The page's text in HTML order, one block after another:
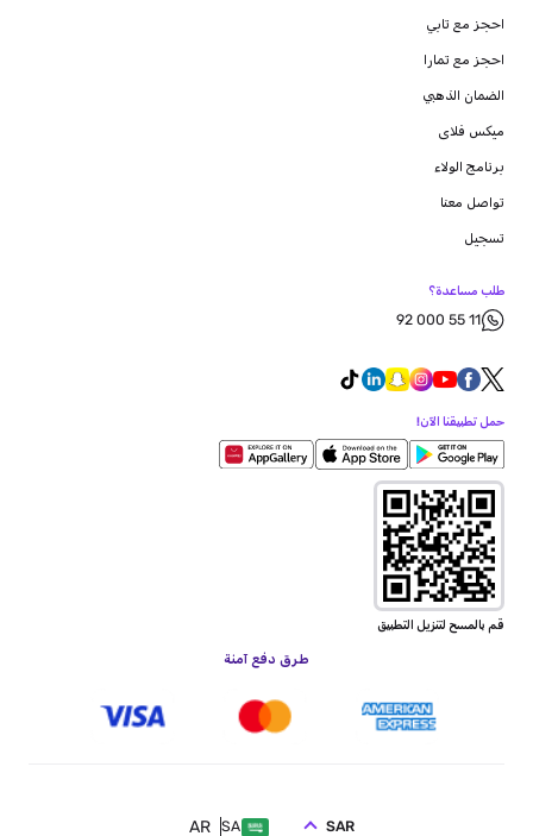
احجز مع تابي
احجز مع تمارا
الضمان الذهبي
ميكس فلاى
برنامج الولاء
تواصل معنا
تسجيل
طلب مساعدة؟
92 000 55 11
حمل تطبيقنا الآن!
قم بالمسح لتنزيل التطبيق
طرق دفع آمنة
SA
AR SAR